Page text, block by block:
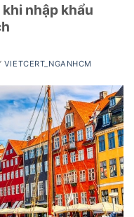
nhập khẩu
VIETCERT_NGANHCM